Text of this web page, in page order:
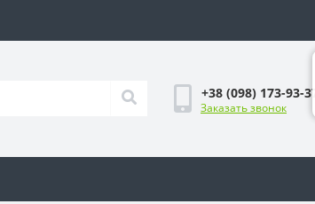
+38 (098) 173-93-37
Заказать звонок